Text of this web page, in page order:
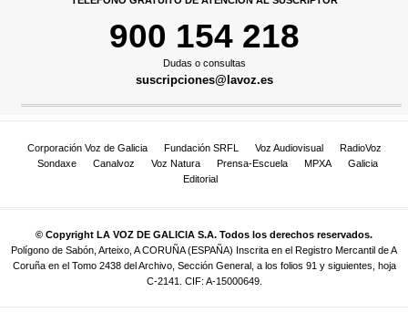
900 154 218
Dudas o consultas
suscripciones@lavoz.es
Corporación Voz de Galicia Fundación SRFL Voz Audiovisual
RadioVoz
Sondaxe
Canalvoz Voz Natura Prensa-Escuela MPXA
Galicia
Editorial
© Copyright LA VOZ DE GALICIA S.A. Todos los derechos reservados.
Polígono de Sabón, Arteixo, A CORUÑA (ESPAÑA) Inscrita en el Registro Mercantil de A
Coruña en el Tomo 2438 del Archivo, Sección General, a los folios 91 y siguientes, hoja
C-2141. CIF: A-15000649.